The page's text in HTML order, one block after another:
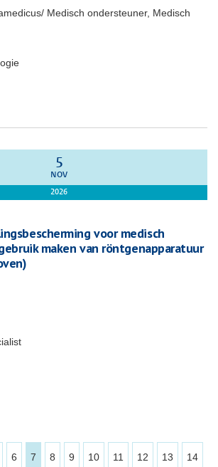
Medisch ondersteuner, Medisch
5
NOV
2026
voor medisch
maken van röntgenapparatuur
6 7 8 9 10 11 12 13 14